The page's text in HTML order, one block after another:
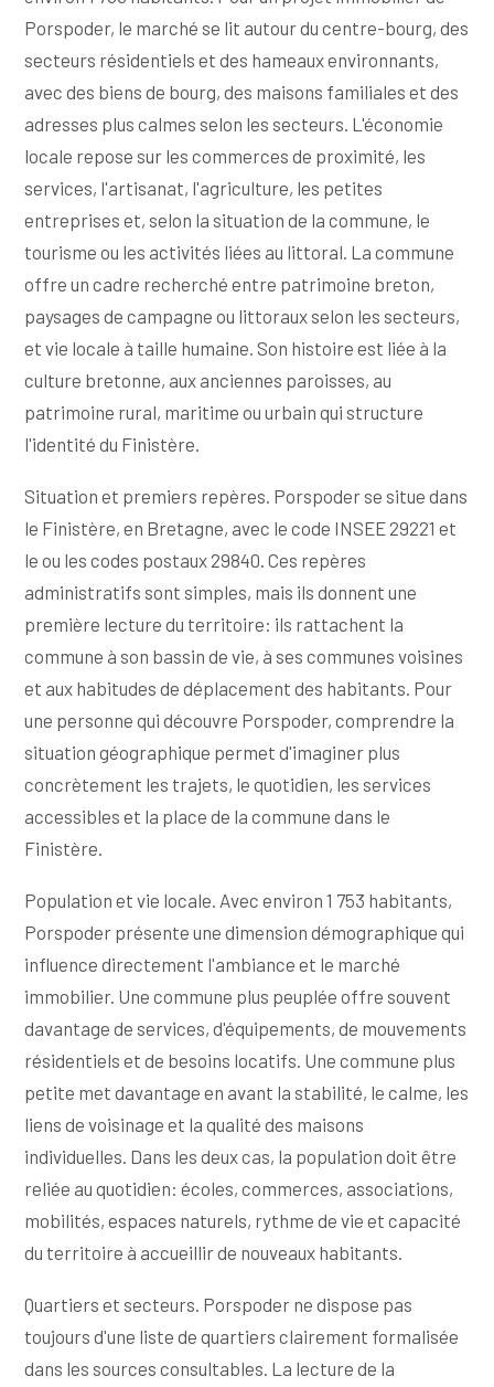
Porspoder, le marché se lit autour du centre-bourg, des
secteurs résidentiels et des hameaux environnants,
avec des biens de bourg, des maisons familiales et des
adresses plus calmes selon les secteurs. L'économie
locale repose sur les commerces de proximité, les
services, l'artisanat, l'agriculture, les petites
entreprises et, selon la situation de la commune, le
tourisme ou les activités liées au littoral. La commune
offre un cadre recherché entre patrimoine breton,
paysages de campagne ou littoraux selon les secteurs,
et vie locale à taille humaine. Son histoire est liée à la
culture bretonne, aux anciennes paroisses, au
patrimoine rural, maritime ou urbain qui structure
l'identité du Finistère.
Situation et premiers repères. Porspoder se situe dans
le Finistère, en Bretagne, avec le code INSEE 29221 et
le ou les codes postaux 29840. Ces repères
administratifs sont simples, mais ils donnent une
première lecture du territoire: ils rattachent la
commune à son bassin de vie, à ses communes voisines
et aux habitudes de déplacement des habitants. Pour
une personne qui découvre Porspoder, comprendre la
situation géographique permet d'imaginer plus
concrètement les trajets, le quotidien, les services
accessibles et la place de la commune dans le
Finistère.
Population et vie locale. Avec environ 1 753 habitants,
Porspoder présente une dimension démographique qui
influence directement l'ambiance et le marché
immobilier. Une commune plus peuplée offre souvent
davantage de services, d'équipements, de mouvements
résidentiels et de besoins locatifs. Une commune plus
petite met davantage en avant la stabilité, le calme, les
liens de voisinage et la qualité des maisons
individuelles. Dans les deux cas, la population doit être
reliée au quotidien: écoles, commerces, associations,
mobilités, espaces naturels, rythme de vie et capacité
du territoire à accueillir de nouveaux habitants.
Quartiers et secteurs. Porspoder ne dispose pas
toujours d'une liste de quartiers clairement formalisée
dans les sources consultables. La lecture de la